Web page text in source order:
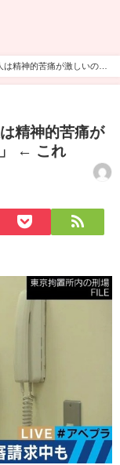
精神的苦痛が激しいので
精神的苦痛が
← これ